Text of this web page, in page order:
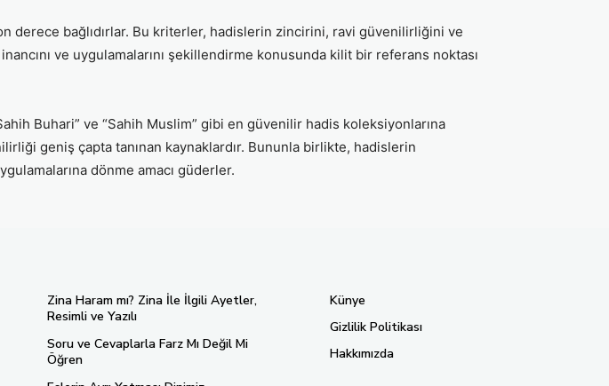
bağlıdırlar. Bu kriterler, hadislerin zincirini, ravi güvenilirliğini ve
ve uygulamalarını şekillendirme konusunda kilit bir referans noktası
Buhari” ve “Sahih Muslim” gibi en güvenilir hadis koleksiyonlarına
geniş çapta tanınan kaynaklardır. Bununla birlikte, hadislerin
dönme amacı güderler.
Zina Haram mı? Zina İle İlgili Ayetler,
Resimli ve Yazılı
Soru ve Cevaplarla Farz Mı Değil Mi
Öğren
Künye
Gizlilik Politikası
Hakkımızda